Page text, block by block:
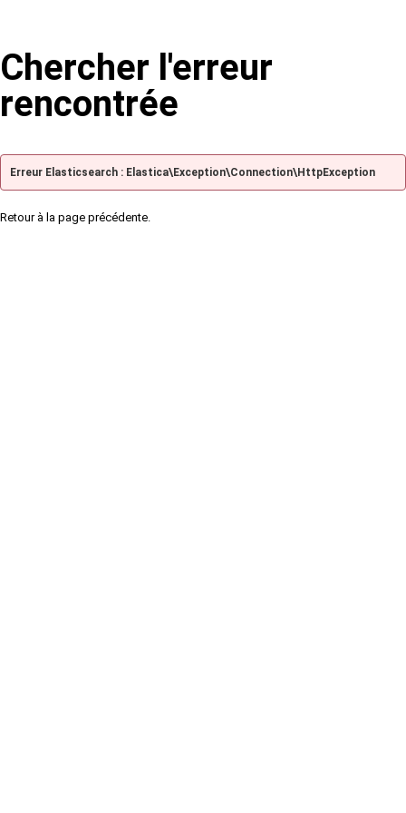
Chercher l'erreur
rencontrée
Erreur Elasticsearch : Elastica\Exception\Connection\HttpException
Retour à la page précédente.